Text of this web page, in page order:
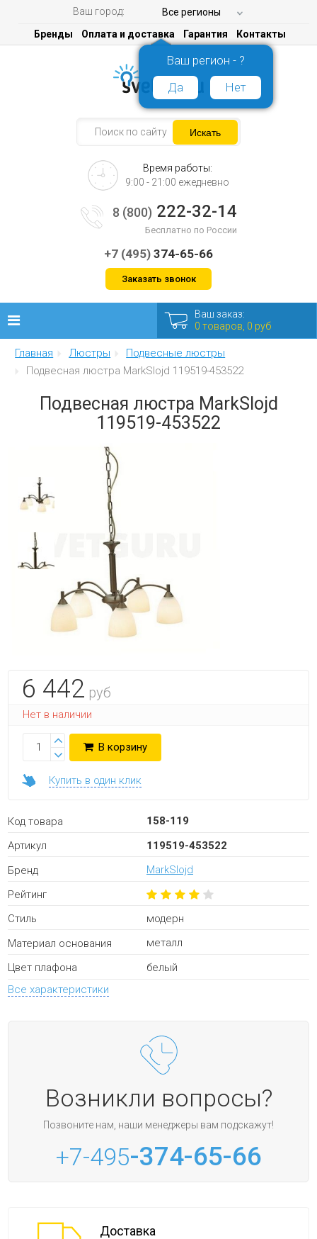
Ваш город: Все регионы
Ваш регион - ?
Да
Нет
Бренды Оплата и доставка Гарантия Контакты
Время работы:
9:00 - 21:00 ежедневно
8 (800) 222-32-14
Бесплатно по России
+7 (495) 374-65-66
Заказать звонок
Люстры
Интерьерные
Распродажа
Мебель
Ваш заказ:
0 товаров, 0 руб
Главная Люстры
Подвесные люстры
Подвесная люстра MarkSlojd 119519-453522
Подвесная люстра MarkSlojd
119519-453522
6 442 руб
Нет в наличии
В корзину
Купить в один клик
Код товара
158-119
Артикул
119519-453522
Бренд
MarkSlojd
Рейтинг
Стиль
модерн
Материал основания
металл
Цвет плафона
белый
Все характеристики
Возникли вопросы?
Позвоните нам, наши менеджеры вам подскажут!
+7-495-374-65-66
Доставка